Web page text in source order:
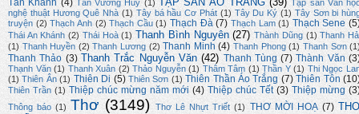
Tần Khánh (4) Tân Vương Huy (1)
Tập san Văn
nghệ thuật Hương Quê Nhà (1) Tây bá hầu Cơ Phát (1) Tây Du Ký (1) Tây Sơn bi
truyện (2) Thạch Anh (2) Thạch Cầu (1) Thạch Đà (7) Thạch Lam (1) Thạch Sene
Thái An Khánh (2) Thái Hoà (1) Thanh Bình Nguyên (27) Thành Dũng (1) Thanh
(1) Thanh Huyền (2) Thanh Lương (2) Thanh Minh (4) Thanh Phong (1) Thanh Sơn
Thanh Thảo (3) Thanh Trắc Nguyễn Văn (42) Thanh Tùng (7) Thành Văn
Thạnh Văn (1) Thanh Xuân (2) Thảo Nguyễn (1) Thâm Tâm (1) Thần Y (1) Thi Ngọc
(1) Thiên Ân (1) Thiên Di (5) Thiên Sơn (1) Thiên Thần Áo Trắng (7) Thiên Tôn
Thiên Trần (1) Thiệp chúc mừng năm mới (4) Thiệp chúc Tết (3) Thiệp mừng
Thông báo (1) Thơ (3149) Thơ Lê Nhựt Triết (1) THƠ MỜI HOẠ (7)